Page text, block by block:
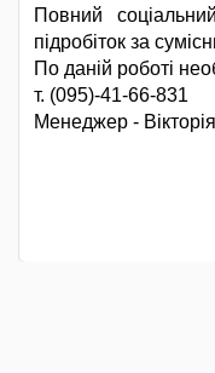
Повний
підробіток за
По даній роботі
т. (095)-41-66-831
Менеджер -